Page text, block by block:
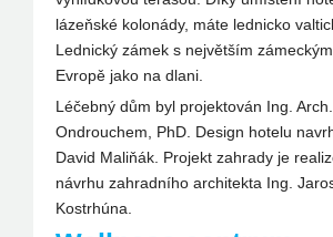
lázeňské kolonády, máte lednicko
Lednický zámek s největším
Evropě jako na dlani.
Léčebný dům byl projektován Ing.
Ondrouchem, PhD. Design hotelu
David Maliňák. Projekt zahrady je
návrhu zahradního architekta Ing.
Kostrhúna.